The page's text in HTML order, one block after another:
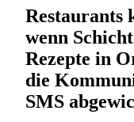
Restaurants
wenn
Rezepte in
die
SMS